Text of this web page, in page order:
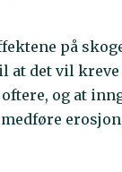
på
det vil kreve
og at